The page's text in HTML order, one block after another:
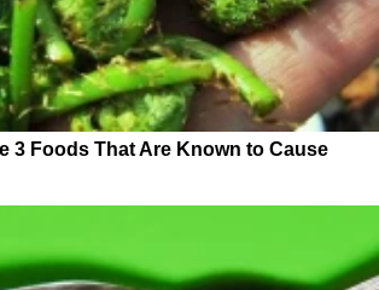
3 Foods That Are Known to Cause